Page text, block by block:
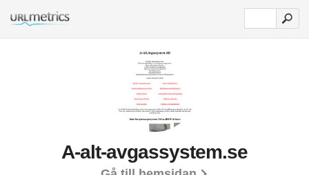
A-alt-avgassystem.se